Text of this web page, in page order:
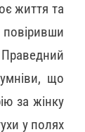
життя та
що
за жінку
у полях